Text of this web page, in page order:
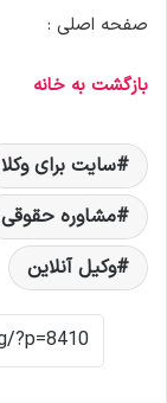
صفحه اصلی :
بازگشت به خانه
سایت برای وکلا
مشاوره حقوقی
وکیل آنلاین